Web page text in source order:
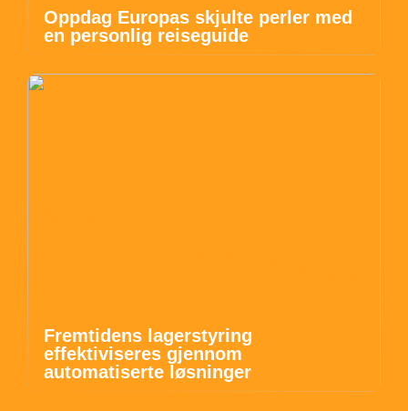
Oppdag Europas skjulte perler med
en personlig reiseguide
Fremtidens lagerstyring
effektiviseres gjennom
automatiserte løsninger